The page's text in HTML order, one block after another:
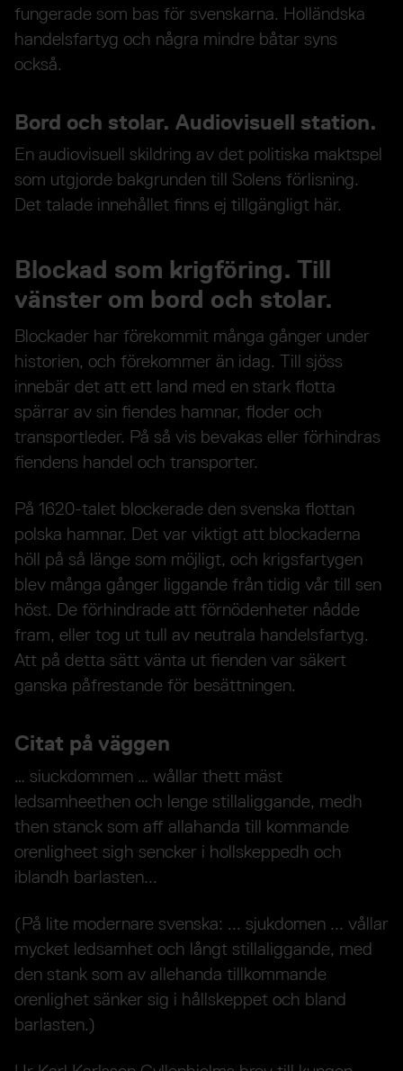
fungerade som bas för svenskarna. Holländska
handelsfartyg och några mindre båtar syns
också.
Bord och stolar. Audiovisuell station.
En audiovisuell skildring av det politiska maktspel
som utgjorde bakgrunden till Solens förlisning.
Det talade innehållet finns ej tillgängligt här.
Blockad som krigföring. Till
vänster om bord och stolar.
Blockader har förekommit många gånger under
historien, och förekommer än idag. Till sjöss
innebär det att ett land med en stark flotta
spärrar av sin fiendes hamnar, floder och
transportleder. På så vis bevakas eller förhindras
fiendens handel och transporter.
På 1620-talet blockerade den svenska flottan
polska hamnar. Det var viktigt att blockaderna
höll på så länge som möjligt, och krigsfartygen
blev många gånger liggande från tidig vår till sen
höst. De förhindrade att förnödenheter nådde
fram, eller tog ut tull av neutrala handelsfartyg.
Att på detta sätt vänta ut fienden var säkert
ganska påfrestande för besättningen.
Citat på väggen
… siuckdommen … wållar thett mäst
ledsamheethen och lenge stillaliggande, medh
then stanck som aff allahanda till kommande
orenligheet sigh sencker i hollskeppedh och
iblandh barlasten...
(På lite modernare svenska: ... sjukdomen ... vållar
mycket ledsamhet och långt stillaliggande, med
den stank som av allehanda tillkommande
orenlighet sänker sig i hållskeppet och bland
barlasten.)